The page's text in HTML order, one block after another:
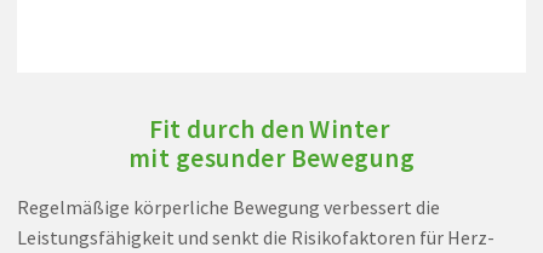
Fit durch den Winter
mit gesunder Bewegung
Regelmäßige körperliche Bewegung verbessert die
Leistungsfähigkeit und senkt die Risikofaktoren für Herz-